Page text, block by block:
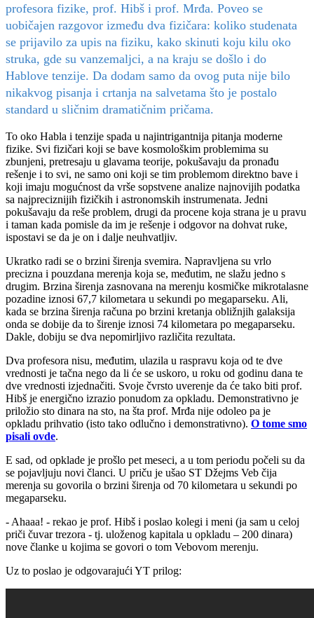
profesora fizike, prof. Hibš i prof. Mrđa. Poveo se
uobičajen razgovor između dva fizičara: koliko studenata
se prijavilo za upis na fiziku, kako skinuti koju kilu oko
struka, gde su vanzemaljci, a na kraju se došlo i do
Hablove tenzije. Da dodam samo da ovog puta nije bilo
nikakvog pisanja i crtanja na salvetama što je postalo
standard u sličnim dramatičnim pričama.
To oko Habla i tenzije spada u najintrigantnija pitanja moderne
fizike. Svi fizičari koji se bave kosmološkim problemima su
zbunjeni, pretresaju u glavama teorije, pokušavaju da pronađu
rešenje i to svi, ne samo oni koji se tim problemom direktno bave i
koji imaju mogućnost da vrše sopstvene analize najnovijih podatka
sa najpreciznijih fizičkih i astronomskih instrumenata. Jedni
pokušavaju da reše problem, drugi da procene koja strana je u pravu
i taman kada pomisle da im je rešenje i odgovor na dohvat ruke,
ispostavi se da je on i dalje neuhvatljiv.
Ukratko radi se o brzini širenja svemira. Napravljena su vrlo
precizna i pouzdana merenja koja se, međutim, ne slažu jedno s
drugim. Brzina širenja zasnovana na merenju kosmičke mikrotalasne
pozadine iznosi 67,7 kilometara u sekundi po megaparseku. Ali,
kada se brzina širenja računa po brzini kretanja obližnjih galaksija
onda se dobije da to širenje iznosi 74 kilometara po megaparseku.
Dakle, dobiju se dva nepomirljivo različita rezultata.
Dva profesora nisu, međutim, ulazila u raspravu koja od te dve
vrednosti je tačna nego da li će se uskoro, u roku od godinu dana te
dve vrednosti izjednačiti. Svoje čvrsto uverenje da će tako biti prof.
Hibš je energično izrazio ponudom za opkladu. Demonstrativno je
priložio sto dinara na sto, na šta prof. Mrđa nije odoleo pa je
opkladu prihvatio (isto tako odlučno i demonstrativno). O tome smo
pisali ovde.
E sad, od opklade je prošlo pet meseci, a u tom periodu počeli su da
se pojavljuju novi članci. U priču je ušao ST Džejms Veb čija
merenja su govorila o brzini širenja od 70 kilometara u sekundi po
megaparseku.
- Ahaaa! - rekao je prof. Hibš i poslao kolegi i meni (ja sam u celoj
priči čuvar trezora - tj. uloženog kapitala u opkladu – 200 dinara)
nove članke u kojima se govori o tom Vebovom merenju.
Uz to poslao je odgovarajući YT prilog: